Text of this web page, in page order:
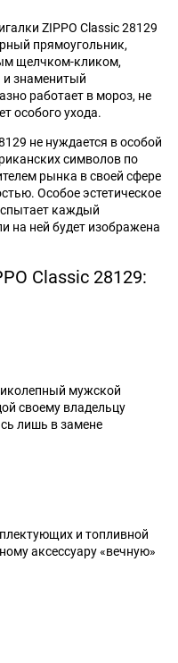
ZIPPO Classic 28129
прямоугольник,
щелчком-кликом,
и знаменитый
работает в мороз, не
особого ухода.
не нуждается в особой
символов по
рынка в своей сфере
Особое эстетическое
каждый
на ней будет изображена
Classic 28129:
мужской
своему владельцу
лишь в замене
и топливной
аксессуару «вечную»